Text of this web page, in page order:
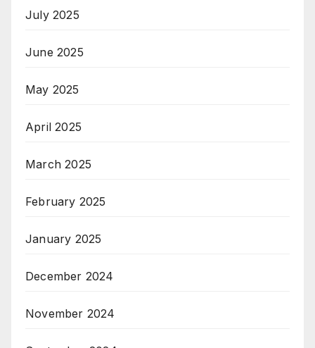
July 2025
June 2025
May 2025
April 2025
March 2025
February 2025
January 2025
December 2024
November 2024